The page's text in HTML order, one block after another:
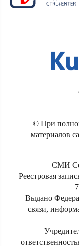
© При
материалов
СМИ
Реестровая
Выдано
связи,